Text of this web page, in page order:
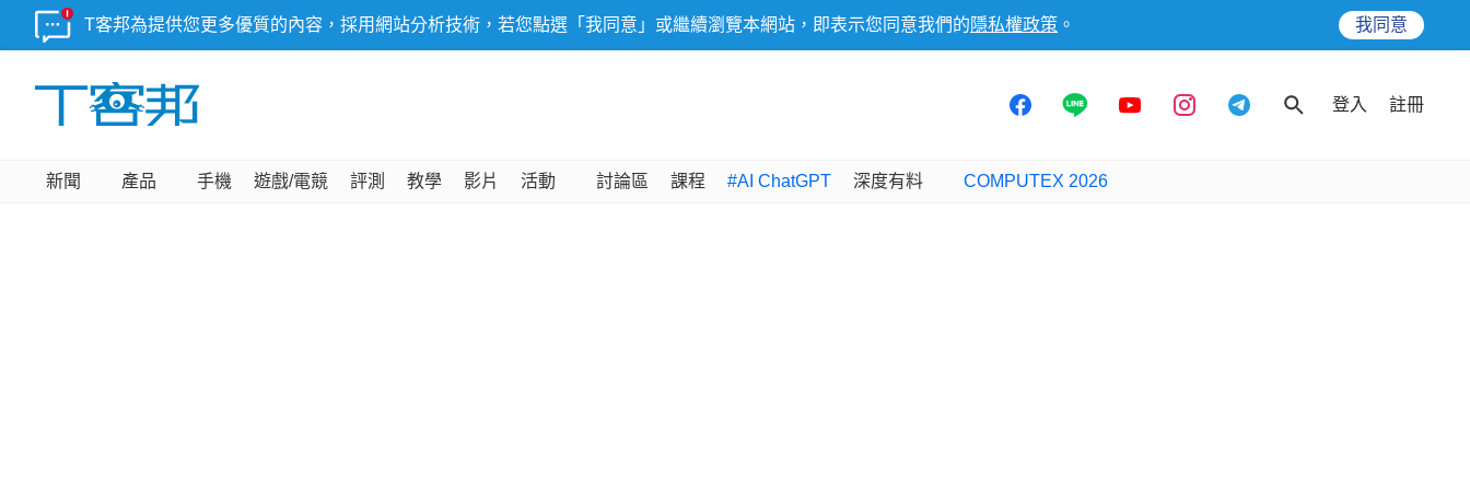
T客邦為提供您更多優質的內容，採用網站分析技術，若您點選「我同意」或繼續瀏覽本網站，即表示您同意我們的 隱私權政策 。 我同意
登入 註冊
新聞 產品 手機 遊戲/電競 評測 教學 影片 活動 討論區 課程 #AI ChatGPT 深度有料 COMPUTEX 2026